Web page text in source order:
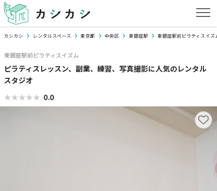
カシカシ レンタルスペース 東京都 中央区 東銀座駅 東銀座駅前ピラティスイズ
東銀座駅前ピラティスイズム
ピラティスレッスン、副業、練習、写真撮影に人気のレンタル
スタジオ
★★★★★
★★★★★ 0.0